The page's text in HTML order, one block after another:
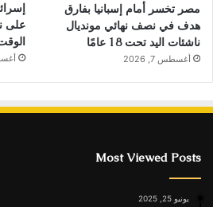
مصر تخسر أمام إسبانيا بفارق
هدف في نصف نهائي مونديال
ناشئات اليد تحت 18 عامًا
أغسطس 7, 2026
على
Most Viewed Posts
يونيو 25, 2025